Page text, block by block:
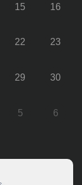
15 16
22 23
29 30
5 6